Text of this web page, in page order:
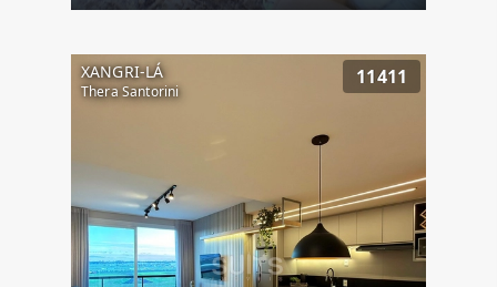
XANGRI-LÁ
Thera Santorini
11411